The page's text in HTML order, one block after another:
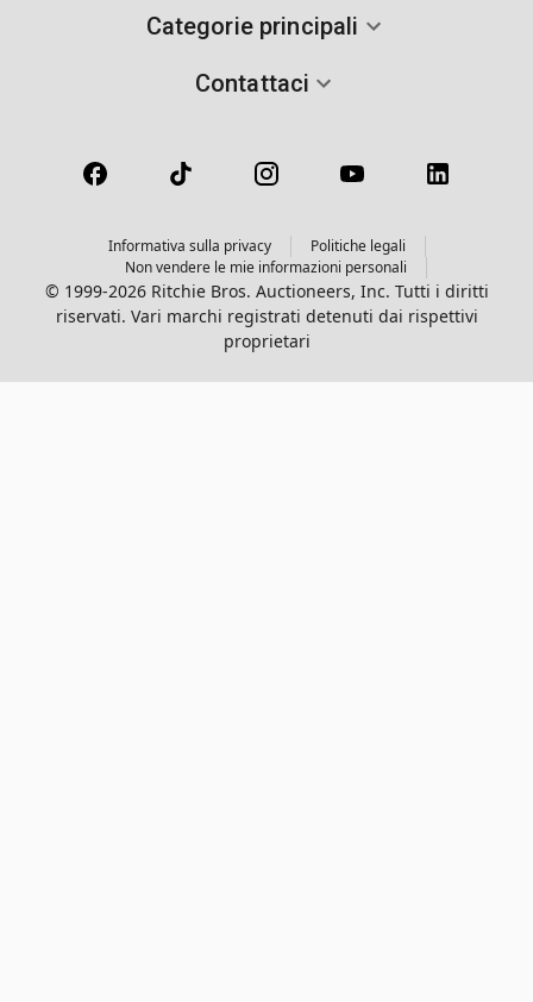
Categorie principali
Contattaci
Informativa sulla privacy
Politiche legali
Non vendere le mie informazioni personali
© 1999-2026 Ritchie Bros. Auctioneers, Inc. Tutti i diritti
riservati. Vari marchi registrati detenuti dai rispettivi
proprietari